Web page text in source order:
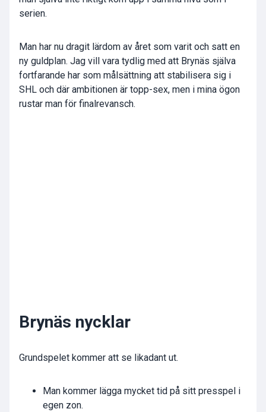
serien.
Man har nu dragit lärdom av året som varit och satt en
ny guldplan. Jag vill vara tydlig med att Brynäs själva
fortfarande har som målsättning att stabilisera sig i
SHL och där ambitionen är topp-sex, men i mina ögon
rustar man för finalrevansch.
Brynäs nycklar
Grundspelet kommer att se likadant ut.
Man kommer lägga mycket tid på sitt presspel i
egen zon.